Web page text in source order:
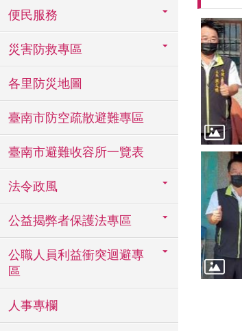
便民服務
災害防救專區
各里防災地圖
臺南市防空疏散避難專區
臺南市避難收容所一覽表
法令政風
公益揭弊者保護法專區
公職人員利益衝突迴避專
區
人事專欄